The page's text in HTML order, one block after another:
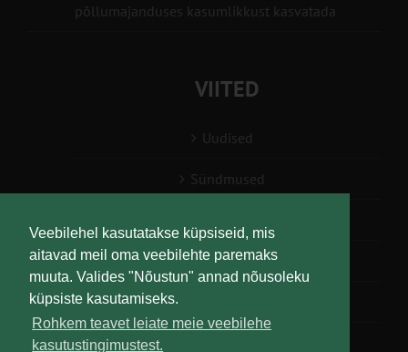
Veebilehel kasutatakse küpsiseid, mis
aitavad meil oma veebilehte paremaks
muuta. Valides "Nõustun" annad nõusoleku
küpsiste kasutamiseks.
Rohkem teavet leiate meie veebilehe
kasutustingimustest.
põllumajanduses kasumlikkust kasvatada
VIITED
Uudised
Sündmused
Teabesalv
Liitu uudiskirjaga